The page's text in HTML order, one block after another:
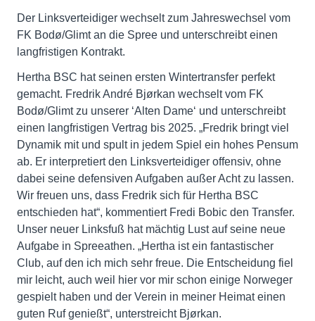
Der Linksverteidiger wechselt zum Jahreswechsel vom
FK Bodø/Glimt an die Spree und unterschreibt einen
langfristigen Kontrakt.
Hertha BSC hat seinen ersten Wintertransfer perfekt
gemacht. Fredrik André Bjørkan wechselt vom FK
Bodø/Glimt zu unserer ‘Alten Dame‘ und unterschreibt
einen langfristigen Vertrag bis 2025. „Fredrik bringt viel
Dynamik mit und spult in jedem Spiel ein hohes Pensum
ab. Er interpretiert den Linksverteidiger offensiv, ohne
dabei seine defensiven Aufgaben außer Acht zu lassen.
Wir freuen uns, dass Fredrik sich für Hertha BSC
entschieden hat“, kommentiert Fredi Bobic den Transfer.
Unser neuer Linksfuß hat mächtig Lust auf seine neue
Aufgabe in Spreeathen. „Hertha ist ein fantastischer
Club, auf den ich mich sehr freue. Die Entscheidung fiel
mir leicht, auch weil hier vor mir schon einige Norweger
gespielt haben und der Verein in meiner Heimat einen
guten Ruf genießt“, unterstreicht Bjørkan.